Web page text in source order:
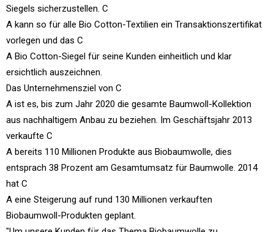
Siegels sicherzustellen. C
A kann so für alle Bio Cotton-Textilien ein Transaktionszertifikat
vorlegen und das C
A Bio Cotton-Siegel für seine Kunden einheitlich und klar
ersichtlich auszeichnen.
Das Unternehmensziel von C
A ist es, bis zum Jahr 2020 die gesamte Baumwoll-Kollektion
aus nachhaltigem Anbau zu beziehen. Im Geschäftsjahr 2013
verkaufte C
A bereits 110 Millionen Produkte aus Biobaumwolle, dies
entsprach 38 Prozent am Gesamtumsatz für Baumwolle. 2014
hat C
A eine Steigerung auf rund 130 Millionen verkauften
Biobaumwoll-Produkten geplant.